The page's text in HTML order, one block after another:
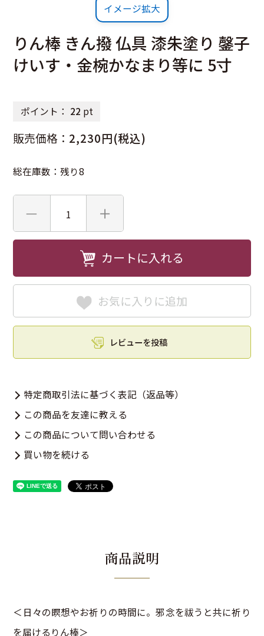
イメージ拡大
りん棒 きん撥 仏具 漆朱塗り 鏧子
けいす・金椀かなまり等に 5寸
ポイント： 22 pt
販売価格： 2,230円(税込)
総在庫数：残り8
カートに入れる
お気に入りに追加
レビューを投稿
特定商取引法に基づく表記（返品等）
この商品を友達に教える
この商品について問い合わせる
買い物を続ける
商品説明
＜日々の瞑想やお祈りの時間に。邪念を祓うと共に祈り
を届けるりん棒＞